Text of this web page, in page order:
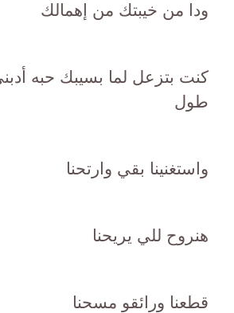
ودا من خيبتك من إهمالك
كنت بتزعل لما بسيبك حبه
طول
واستغنينا بقي وارتحنا
هنروح للي يريحنا
قطعنا ورائقو مسحنا